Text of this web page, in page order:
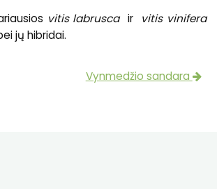
vitis labrusca ir vitis vinifera
jų hibridai.
Vynmedžio sandara